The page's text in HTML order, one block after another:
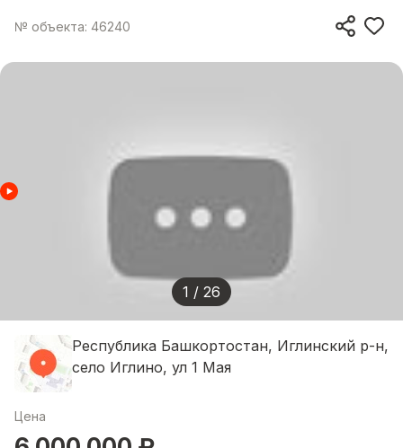
№ объекта: 46240
1 / 26
Республика Башкортостан, Иглинский р-н,
село Иглино, ул 1 Мая
Цена